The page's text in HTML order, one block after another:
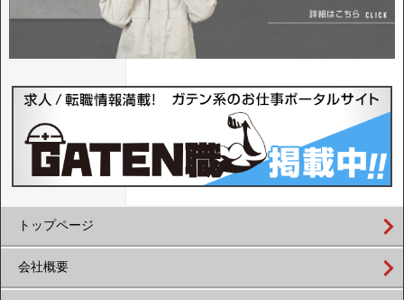
トップページ
会社概要